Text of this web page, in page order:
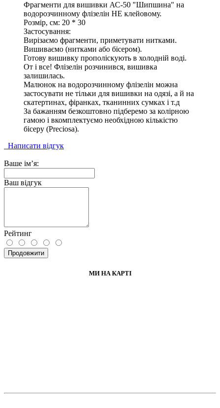
Фрагменти для вишивки АС-50 "Шипшина" на
водорозчинному флізелін НЕ клейовому.
Розмір, см: 20 * 30
Застосування:
Вирізаємо фрагменти, приметувати нитками.
Вишиваємо (нитками або бісером).
Готову вишивку прополіскують в холодній воді.
От і все! Флізелін розчинився, вишивка
залишилась.
Малюнок на водорозчинному флізелін можна
застосувати не тільки для вишивки на одязі, а й на
скатертинах, фіранках, тканинних сумках і т.д
За бажанням безкоштовно підберемо за колірною
гамою і вкомплектуємо необхідною кількістю
бісеру (Preciosa).
Написати відгук
Ваше ім’я:
Ваш відгук
Рейтинг
Продовжити
МИ НА КАРТІ